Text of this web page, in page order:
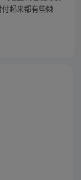
起来都有些棘